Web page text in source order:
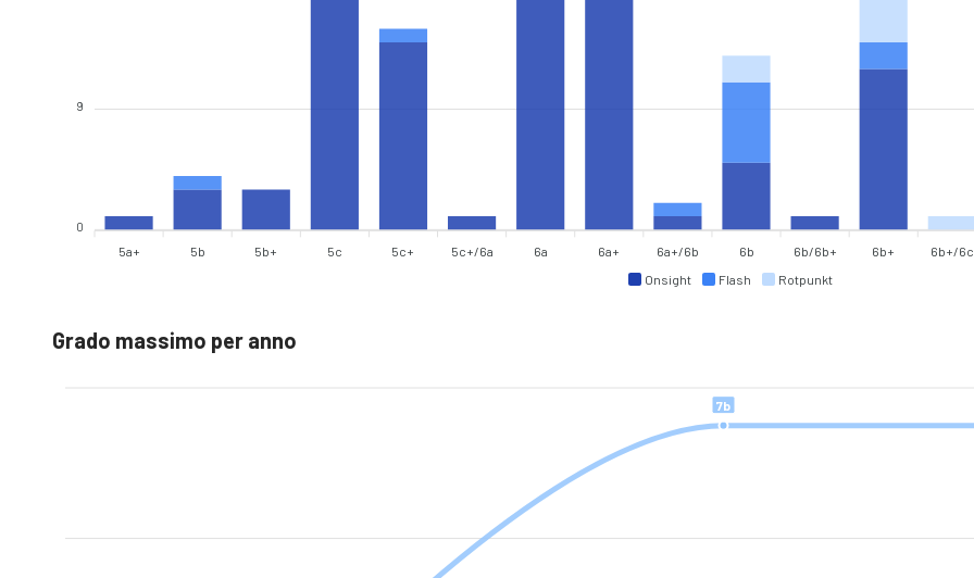
Onsight Flash Rotpunkt
9
0
5a+ 5b 5b+ 5c 5c+ 5c+/6a 6a 6a+ 6a+/6b 6b 6b/6b+ 6b+ 6b+/6c
Grado massimo per anno
7b